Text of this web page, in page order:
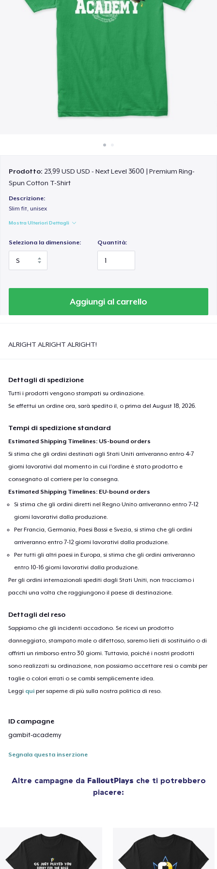
Vendi ovunque
Prodotto: 23,99 USD USD - Next Level 3600 | Premium Ring-
Spun Cotton T-Shirt
Descrizione:
Slim fit, unisex
Mostra Ulteriori Dettagli
Seleziona la dimensione: Quantità:
Aggiungi al carrello
ALRIGHT ALRIGHT ALRIGHT!
Dettagli di spedizione
Tutti i prodotti vengono stampati su ordinazione.
Se effettui un ordine ora, sarà spedito il, o prima delAugust 18, 2026
Tempi di spedizione standard
Estimated Shipping Timelines: US-bound orders
Si stima che gli ordini destinati agli Stati Uniti arriveranno entro 4-7
giorni lavorativi dal momento in cui l'ordine è stato prodotto e
consegnato al corriere per la consegna.
Estimated Shipping Timelines: EU-bound orders
Si stima che gli ordini diretti nel Regno Unito arriveranno entro 7-12
giorni lavorativi dalla produzione.
Per Francia, Germania, Paesi Bassi e Svezia, si stima che gli ordini
arriveranno entro 7-12 giorni lavorativi dalla produzione.
Per tutti gli altri paesi in Europa, si stima che gli ordini arriveranno
entro 10-16 giorni lavorativi dalla produzione.
Per gli ordini internazionali spediti dagli Stati Uniti, non tracciamo i
pacchi una volta che raggiungono il paese di destinazione.
Dettagli del reso
Sappiamo che gli incidenti accadono. Se ricevi un prodotto
danneggiato, stampato male o difettoso, saremo lieti di sostituirlo o di
offrirti un rimborso entro 30 giorni. Tuttavia, poiché i nostri prodotti
sono realizzati su ordinazione, non possiamo accettare resi o cambi per
taglie o colori errati o se cambi semplicemente idea.
Leggi qui per saperne di più sulla nostra politica di reso.
ID campagne
gambit-academy
Segnala questa inserzione
Altre campagne da FalloutPlays che ti potrebbero
piacere: